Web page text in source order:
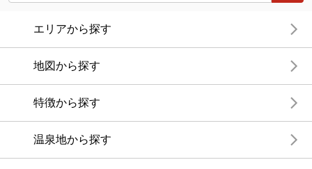
エリアから探す
地図から探す
特徴から探す
温泉地から探す